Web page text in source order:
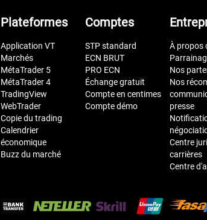
Plateformes
Application VT
Marchés
MétaTrader 5
MétaTrader 4
TradingView
WebTrader
Copie du trading
Calendrier
économique
Buzz du marché
Comptes
STP standard
ECN BRUT
PRO ECN
Échange gratuit
Compte en centimes
Compte démo
À propos
Nos
Nos
presse
Centre
carrières
Centre